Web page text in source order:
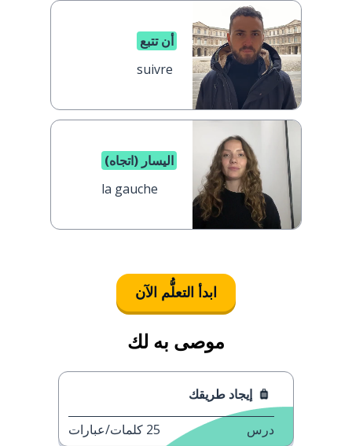
أن تتبع
suivre
اليسار (اتجاه)
la gauche
ابدأ التعلُّم الآن
موصى به لك
إيجاد طريقك
درس 25 كلمات/عبارات